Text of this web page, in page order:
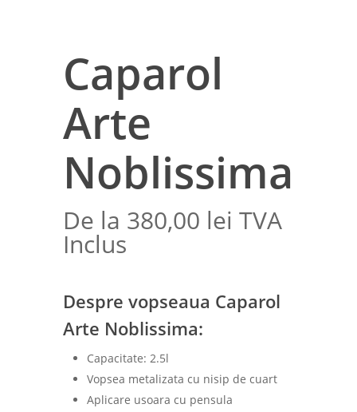
Caparol
Arte
Noblissima
De la 380,00 lei TVA
Inclus
Despre vopseaua Caparol
Arte Noblissima:
Capacitate: 2.5l
Vopsea metalizata cu nisip de cuart
Aplicare usoara cu pensula